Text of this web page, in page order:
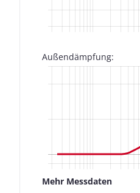
Außendämpfung:
Mehr Messdaten